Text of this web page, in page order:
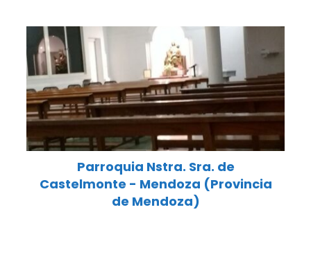
Parroquia Nstra. Sra. de
Castelmonte - Mendoza (Provincia
de Mendoza)